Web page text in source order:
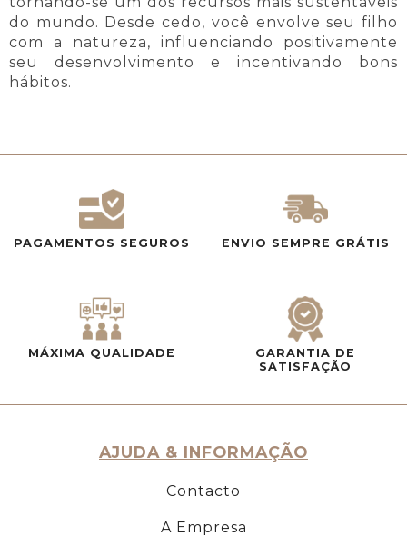
do mundo. Desde cedo, você envolve seu filho
com a natureza, influenciando positivamente
seu desenvolvimento e incentivando bons
hábitos.
PAGAMENTOS SEGUROS ENVIO SEMPRE GRÁTIS
MÁXIMA QUALIDADE
GARANTIA DE
SATISFAÇÃO
AJUDA & INFORMAÇÃO
Contacto
A Empresa